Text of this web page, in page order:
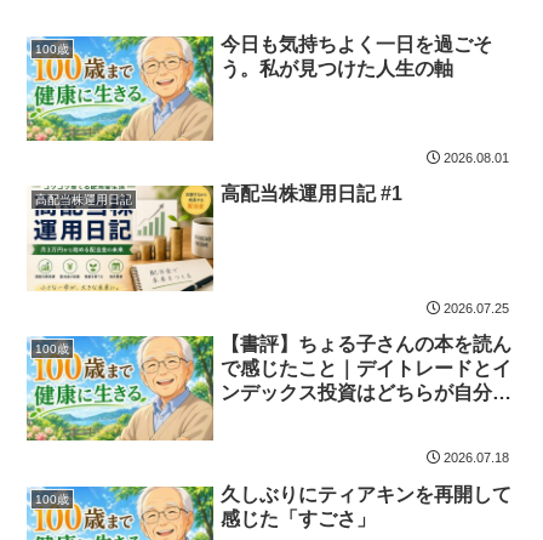
100歳
今日も気持ちよく一日を過ごそ
う。私が見つけた人生の軸
2026.08.01
高配当株運用日記 高配当株運用日記 #1
2026.07.25
100歳
【書評】ちょる子さんの本を読ん
で感じたこと｜デイトレードとイ
ンデックス投資はどちらが自分に
2026.07.18
100歳
久しぶりにティアキンを再開して
感じた「すごさ」